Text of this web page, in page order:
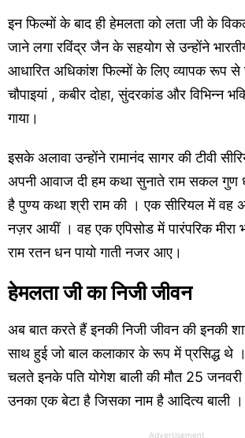
इन फिल्मों के बाद ही हेमलता को लता जी के
जाने लगा रविंद्र जैन के सहयोग से उन्होंने
आधारित अधिकांश फिल्मों के लिए व्यापक रूप से
चौपाइयां , कबीर दोहा, सुंदरकांड और विभिन्न
गाया।
इसके अलावा उन्होंने रामानंद सागर की टीवी
अपनी आवाज दी हम कथा सुनाते राम सकल गुण
है पुण्य कथा श्री राम की । एक सीरियल में वह
नज़र आयीं । वह एक एपिसोड में पारंपरिक मीरा
राम रतन धन पायो गाती नजर आए।
हेमलता जी का निजी जीवन
अब बात करते हैं इनकी निजी जीवन की इनकी
साथ हुई जो बाल कलाकार के रूप में प्रसिद्ध थे ।
चलते इनके पति योगेश बाली की मौत 25
उनका एक बेटा है जिसका नाम है आदित्य बाली ।
Advertisement